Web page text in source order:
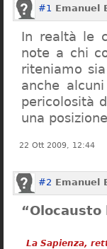
#1 Emanuel
In realtà le
note a chi
riteniamo
anche
pericolosità
una
22 Ott 2009, 12:44
#2 Emanuel
“Olocausto
La Sapienza,